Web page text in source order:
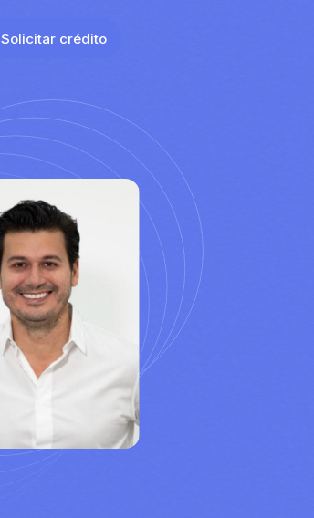
Solicitar crédito